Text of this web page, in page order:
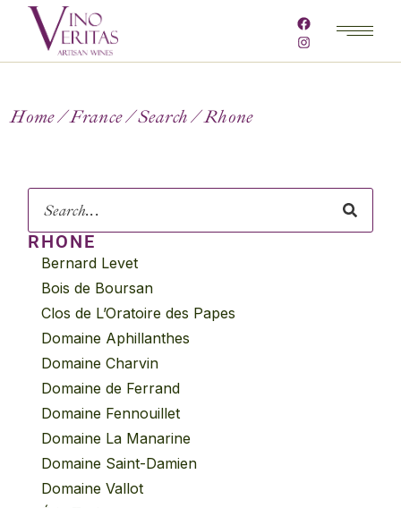
Home France Search Rhone
RHONE
Bernard Levet
Bois de Boursan
Clos de L’Oratoire des Papes
Domaine Aphillanthes
Domaine Charvin
Domaine de Ferrand
Domaine Fennouillet
Domaine La Manarine
Domaine Saint-Damien
Domaine Vallot